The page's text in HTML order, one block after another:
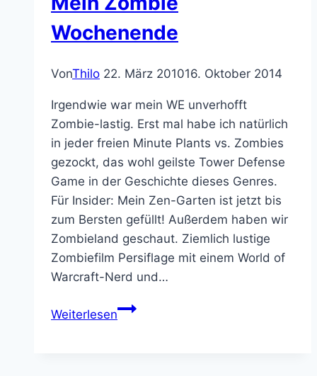
Wochenende
VonThilo 22. März 201016. Oktober 2014
Irgendwie war mein WE unverhofft
Zombie-lastig. Erst mal habe ich natürlich
in jeder freien Minute Plants vs. Zombies
gezockt, das wohl geilste Tower Defense
Game in der Geschichte dieses Genres.
Für Insider: Mein Zen-Garten ist jetzt bis
zum Bersten gefüllt! Außerdem haben wir
Zombieland geschaut. Ziemlich lustige
Zombiefilm Persiflage mit einem World of
Warcraft-Nerd und…
WeiterlesenLast